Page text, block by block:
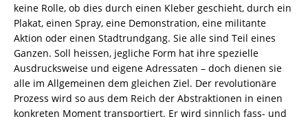
keine Rolle, ob dies durch einen Kleber geschieht, durch ein
Plakat, einen Spray, eine Demonstration, eine militante
Aktion oder einen Stadtrundgang. Sie alle sind Teil eines
Ganzen. Soll heissen, jegliche Form hat ihre spezielle
Ausdrucksweise und eigene Adressaten – doch dienen sie
alle im Allgemeinen dem gleichen Ziel. Der revolutionäre
Prozess wird so aus dem Reich der Abstraktionen in einen
konkreten Moment transportiert. Er wird sinnlich fass- und